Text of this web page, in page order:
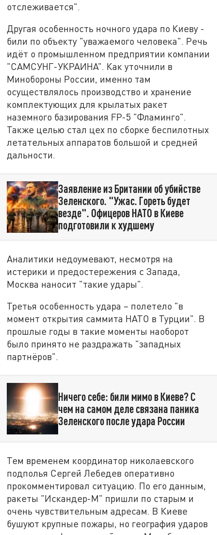
отслеживается".
Другая особенность ночного удара по Киеву -
били по объекту "уважаемого человека". Речь
идёт о промышленном предприятии компании
"САМСУНГ-УКРАИНА". Как уточнили в
Минобороны России, именно там
осуществлялось производство и хранение
комплектующих для крылатых ракет
наземного базирования FP-5 "Фламинго".
Также целью стал цех по сборке беспилотных
летательных аппаратов большой и средней
дальности.
Заявление из Британии об убийстве
Зеленского. "Ужас. Гореть будет
везде". Офицеров НАТО в Киеве
подготовили к худшему
Аналитики недоумевают, несмотря на
истерики и предостережения с Запада,
Москва наносит "такие удары".
Третья особенность удара – полетело "в
момент открытия саммита НАТО в Турции". В
прошлые годы в такие моменты наоборот
было принято не раздражать "западных
партнёров".
Ничего себе: били мимо в Киеве? С
чем на самом деле связана паника
Зеленского после удара России
Тем временем координатор николаевского
подполья Сергей Лебедев оперативно
прокомментировал ситуацию. По его данным,
ракеты "Искандер-М" пришли по старым и
очень чувствительным адресам. В Киеве
бушуют крупные пожары, но география ударов